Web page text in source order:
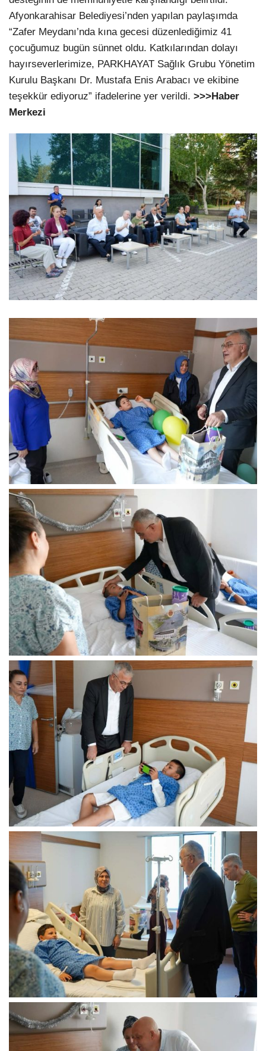
Afyonkarahisar Belediyesi’nden yapılan paylaşımda
“Zafer Meydanı’nda kına gecesi düzenlediğimiz 41
çocuğumuz bugün sünnet oldu. Katkılarından dolayı
hayırseverlerimize, PARKHAYAT Sağlık Grubu Yönetim
Kurulu Başkanı Dr. Mustafa Enis Arabacı ve ekibine
teşekkür ediyoruz” ifadelerine yer verildi. >>>Haber
Merkezi